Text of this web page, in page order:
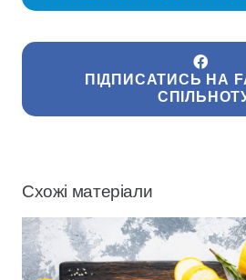
ПІДПИСАТИСЬ НА
Схожі матеріали